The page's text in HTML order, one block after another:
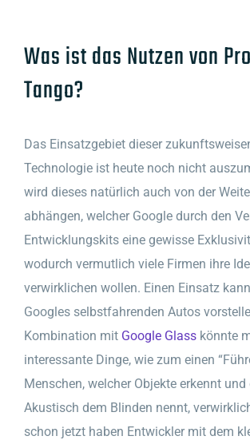
Was ist das Nutzen von
Tango?
Das Einsatzgebiet dieser
Technologie ist heute noch nicht
wird dieses natürlich auch von der
abhängen, welcher Google durch den
Entwicklungskits eine gewisse
wodurch vermutlich viele Firmen ihre
verwirklichen wollen. Einen Einsatz
Googles selbstfahrenden Autos
Kombination mit Google Glass könnte
interessante Dinge, wie zum einen
Menschen, welcher Objekte erkennt und
Akustisch dem Blinden nennt,
schon jetzt haben Entwickler mit dem